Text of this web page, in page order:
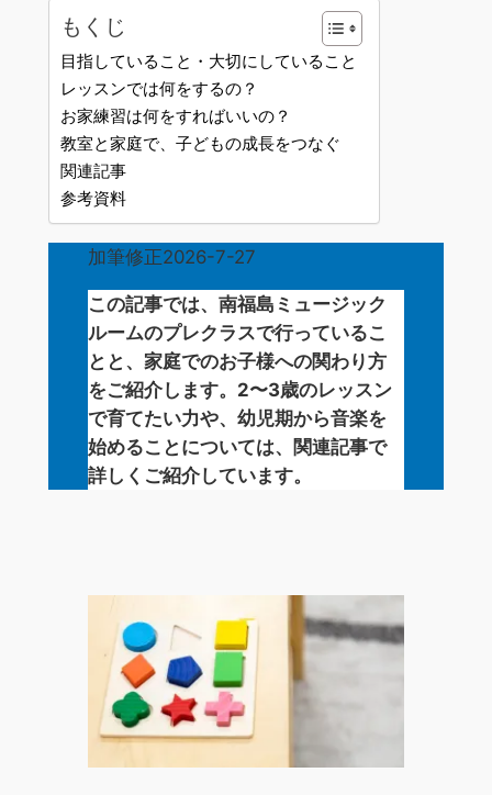
もくじ
目指していること・大切にしていること
レッスンでは何をするの？
お家練習は何をすればいいの？
教室と家庭で、子どもの成長をつなぐ
関連記事
参考資料
加筆修正2026-7-27
この記事では、南福島ミュージック
ルームのプレクラスで行っているこ
とと、家庭でのお子様への関わり方
をご紹介します。2〜3歳のレッスン
で育てたい力や、幼児期から音楽を
始めることについては、関連記事で
詳しくご紹介しています。